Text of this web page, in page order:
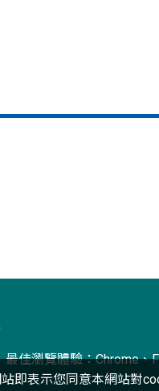
最佳瀏覽體驗：Chrome、
即表示您同意本網站對